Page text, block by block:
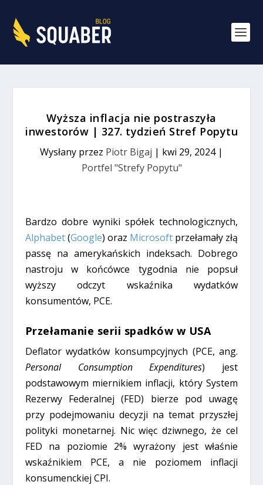
Wyższa inflacja nie postraszyła
inwestorów | 327. tydzień Stref Popytu
Wysłany przez Piotr Bigaj | kwi 29, 2024|
Portfel "Strefy Popytu"
Bardzo dobre wyniki spółek technologicznych,
Alphabet(Google) oraz Microsoft przełamały złą
passę na amerykańskich indeksach. Dobrego
nastroju w końcówce tygodnia nie popsuł
wyższy odczyt wskaźnika wydatków
konsumentów, PCE.
Przełamanie serii spadków w USA
Deflator wydatków konsumpcyjnych (PCE, ang.
Personal Consumption Expenditures) jest
podstawowym miernikiem inflacji, który System
Rezerwy Federalnej (FED) bierze pod uwagę
przy podejmowaniu decyzji na temat przyszłej
polityki monetarnej. Nic więc dziwnego, że cel
FED na poziomie 2% wyrażony jest właśnie
wskaźnikiem PCE, a nie poziomem inflacji
konsumenckiej CPI.